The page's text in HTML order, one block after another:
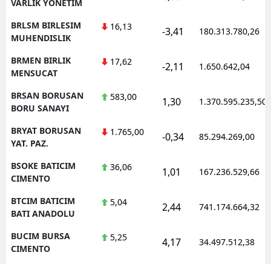
VARLIK YONETIM
BRLSM BIRLESIM
MUHENDISLIK
16,13 -3,41 180.313.780,26
BRMEN BIRLIK
MENSUCAT
17,62 -2,11 1.650.642,04
BRSAN BORUSAN
BORU SANAYI
583,00 1,30 1.370.595.235,50
BRYAT BORUSAN
YAT. PAZ.
1.765,00 -0,34 85.294.269,00
BSOKE BATICIM
CIMENTO
36,06 1,01 167.236.529,66
BTCIM BATICIM
BATI ANADOLU
5,04 2,44 741.174.664,32
BUCIM BURSA
CIMENTO
5,25 4,17 34.497.512,38